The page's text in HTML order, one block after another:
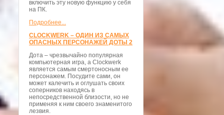
включить эту новую функцию у себя
на ПК.
Подробнее...
CLOCKWERK – ОДИН ИЗ САМЫХ
ОПАСНЫХ ПЕРСОНАЖЕЙ ДОТЫ 2
Дота – чрезвычайно популярная
компьютерная игра, а Clockwerk
является самым смертоносным ее
персонажем. Посудите сами, он
может калечить и оглушать своих
соперников находясь в
непосредственной близости, но не
применяя к ним своего знаменитого
лезвия.